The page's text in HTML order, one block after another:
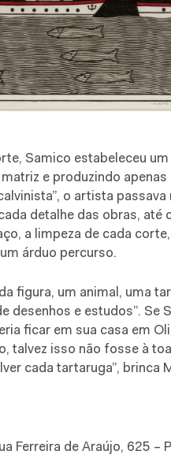
Samico estabeleceu
e produzindo
o artista
detalhe das obras, até
a limpeza de cada
árduo percurso.
figura, um animal, uma
desenhos e estudos”. Se
ficar em sua casa em
talvez isso não fosse à
cada tartaruga”, brinca
Ferreira de Araújo, 625 –